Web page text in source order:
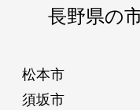
長野県の
松本市
須坂市